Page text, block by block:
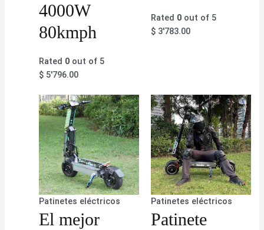
4000W
80kmph
Rated 0 out of 5
$ 5'796.00
Rated 0out of 5
$3'783.00
Patinetes eléctricos
El mejor
Patinetes eléctricos
Patinete